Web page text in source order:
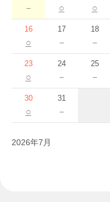
－ ○ ○
16
○
17
－
18
－
23
○
24
－
25
－
30
○
31
－
2026年7月